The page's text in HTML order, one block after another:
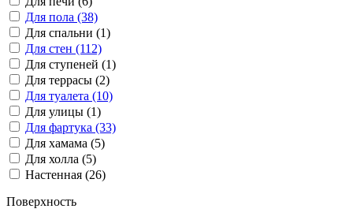
Для пола (38)
Для спальни (1)
Для стен (112)
Для ступеней (1)
Для террасы (2)
Для туалета (10)
Для улицы (1)
Для фартука (33)
Для хамама (5)
Для холла (5)
Настенная (26)
Поверхность